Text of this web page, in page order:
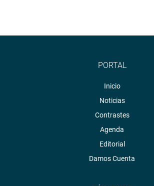
PORTAL
Inicio
Noticias
Contrastes
Agenda
Editorial
Damos Cuenta